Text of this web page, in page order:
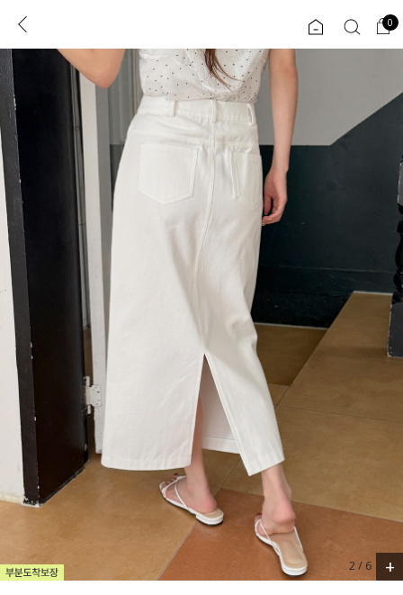
로그인 0
리뷰 & 혜택 플러스핏
CATEGORY COMMUNITY
도착보장⚡
인플루언서 pick!
베스트
MADE
세트할인 ~30%
하객룩
110사이즈
익스클루시브
아우터
티셔츠
니트
블라우스
원피스
팬츠
스커트
0
2/ 6 +